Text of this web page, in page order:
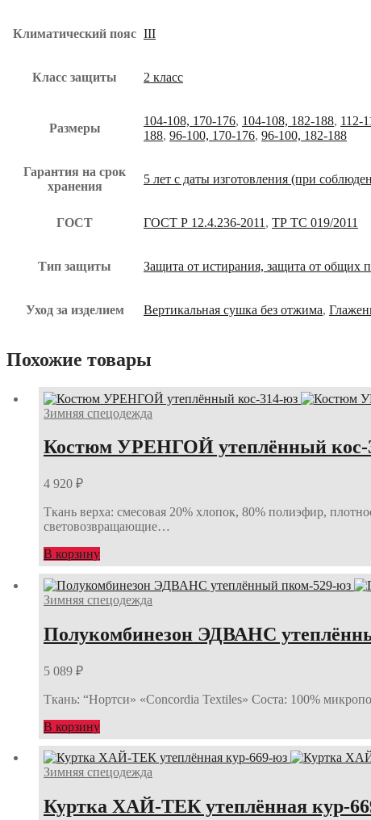
Климатический пояс III
Класс защиты 2 класс
Размеры
104-108, 170-176, 104-108, 182-188, 112-
188, 96-100, 170-176, 96-100, 182-188
Гарантия на срок
хранения
5 лет с даты изготовления (при
ГОСТ ГОСТ Р 12.4.236-2011 , ТР ТС 019/2011
Тип защиты Защита от истирания, защита от общих
Уход за изделием Вертикальная сушка без отжима,
Похожие товары
Зимняя спецодежда
Костюм УРЕНГОЙ утеплённый кос-
4 920 ₽
Ткань верха: смесовая 20% хлопок, 80% полиэфир,
световозвращающие…
В корзину
Зимняя спецодежда
Полукомбинезон ЭДВАНС
5 089 ₽
Ткань: “Нортси» «Concordia Textiles» Соста: 100%
В корзину
Зимняя спецодежда
Куртка ХАЙ-ТЕК утеплённая кур-